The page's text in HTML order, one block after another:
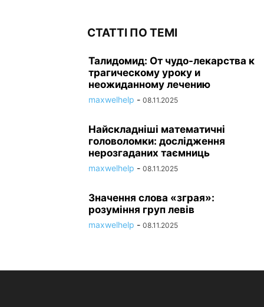
СТАТТІ ПО ТЕМІ
Талидомид: От чудо-лекарства к
трагическому уроку и
неожиданному лечению
maxwelhelp - 08.11.2025
Найскладніші математичні
головоломки: дослідження
нерозгаданих таємниць
maxwelhelp - 08.11.2025
Значення слова «зграя»:
розуміння груп левів
maxwelhelp - 08.11.2025